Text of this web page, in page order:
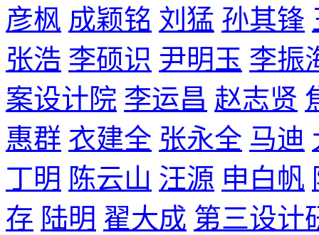
彦枫 成颖铭 刘猛 孙其锋
张浩 李硕识 尹明玉 李振
案设计院 李运昌 赵志贤
惠群 衣建全 张永全 马迪
丁明 陈云山 汪源 申白帆
存 陆明 翟大成 第三设计